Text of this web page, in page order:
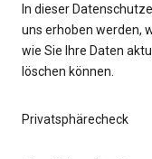
In dieser
uns erhoben werden,
wie Sie Ihre Daten
löschen können.
Privatsphärecheck